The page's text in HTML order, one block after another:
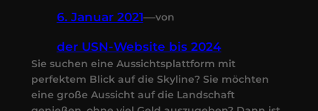
6. Januar 2021—von
der USN-Website bis 2024
Sie suchen eine Aussichtsplattform mit
perfektem Blick auf die Skyline? Sie möchten
eine große Aussicht auf die Landschaft